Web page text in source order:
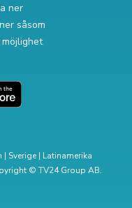
ner
såsom
| Sverige| Latinamerika
© TV24 Group AB.